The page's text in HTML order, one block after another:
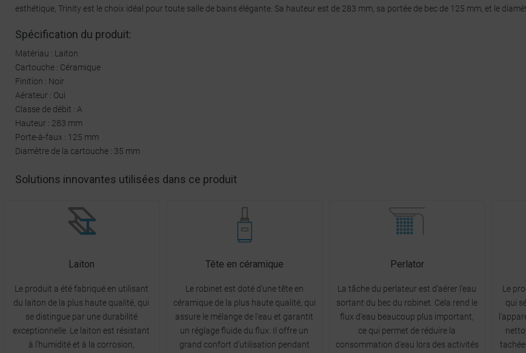
esthétique, Trinity est le choix idéal pour toute salle de bains élégante. Sa hauteur est de 283 mm, sa portée de bec de 125 mm, et le
Spécification du produit:
Matériau : Laiton
Cartouche : Céramique
Finition : Noir
Aérateur : Oui
Classe de débit : A
Hauteur : 283 mm
Porte-à-faux : 125 mm
Diamètre de la cartouche : 35 mm
Solutions innovantes utilisées dans ce produit
Laiton
Le produit a été fabriqué en utilisant
du laiton de la plus haute qualité, qui
se distingue par une durabilité
exceptionnelle. Le laiton est résistant
à l'humidité et à la corrosion,
Tête en céramique
Le robinet est doté d'une tête en
céramique de la plus haute qualité, qui
assure le mélange de l'eau et garantit
un réglage fluide du flux. Il offre un
grand confort d'utilisation pendant
Perlator
La tâche du perlateur est d'aérer l'eau
sortant du bec du robinet. Cela rend le
flux d'eau beaucoup plus important,
ce qui permet de réduire la
consommation d'eau lors des activités
Le
qui